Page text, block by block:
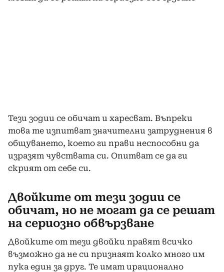
Тези зодии се обичат и харесват. Въпреки
това те изпитват значителни затруднения в
общуването, което ги прави неспособни да
изразят чувствата си. Опитват се да ги
скрият от себе си.
Двойките от тези зодии се
обичат, но не могат да се решат
на сериозно обвързване
Двойките от тези двойки правят всичко
възможно да не си признаят колко много им
пука един за друг. Те имат ирационално